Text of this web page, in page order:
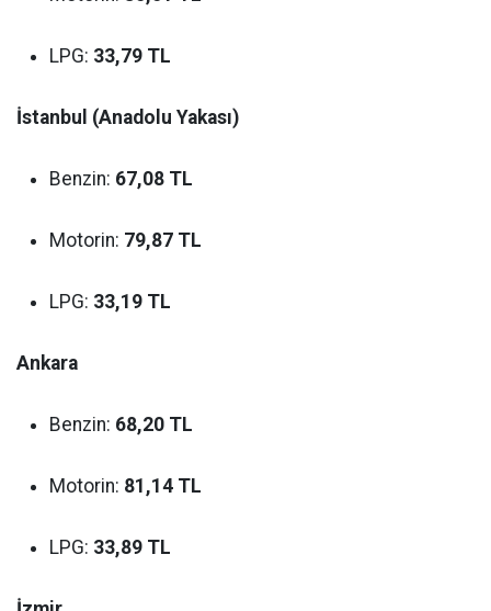
LPG: 33,79 TL
İstanbul (Anadolu Yakası)
Benzin: 67,08 TL
Motorin: 79,87 TL
LPG: 33,19 TL
Ankara
Benzin: 68,20 TL
Motorin: 81,14 TL
LPG: 33,89 TL